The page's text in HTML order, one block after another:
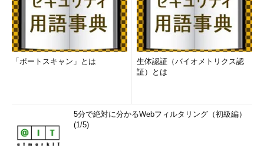
「ポートスキャン」とは
生体認証（バイオメトリクス認
証）とは
5分で絶対に分かるWebフィルタリング（初級編）
(1/5)